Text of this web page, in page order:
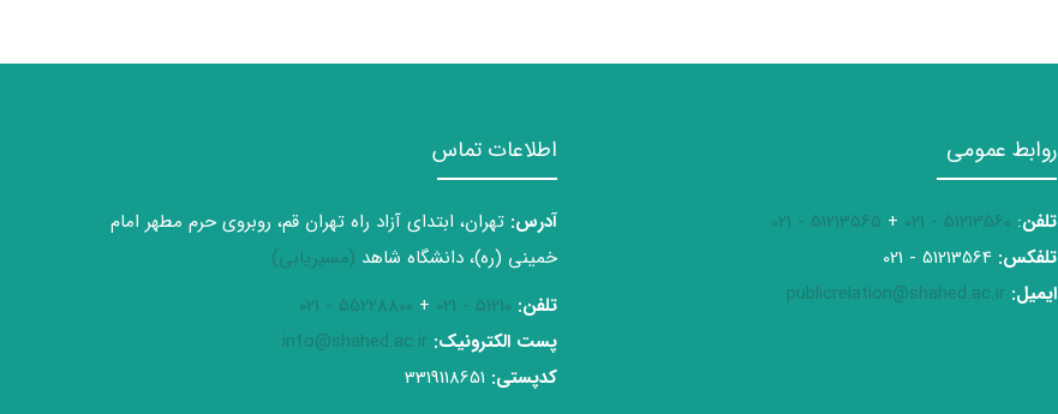
روابط عمومی
تلفن:
51213560 - 021
+
51213565 - 021
تلفکس:
ایمیل: publicrelation@shahed.ac.ir
اطلاعات تماس
آدرس: تهران، ابتدای آزاد راه تهران قم، روبروی حرم مطهر امام
خمینی (ره)، دانشگاه شاهد (مسیریابی)
تلفن: 51210 - 021
+
55228800 - 021
پست الکترونیک: info@shahed.ac.ir
کدپستی: